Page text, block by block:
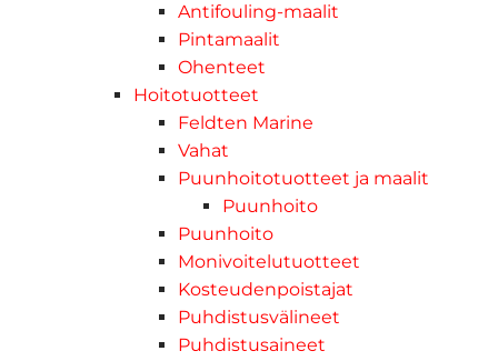
Antifouling-maalit
Pintamaalit
Ohenteet
Hoitotuotteet
Feldten Marine
Vahat
Puunhoitotuotteet ja maalit
Puunhoito
Puunhoito
Monivoitelutuotteet
Kosteudenpoistajat
Puhdistusvälineet
Puhdistusaineet